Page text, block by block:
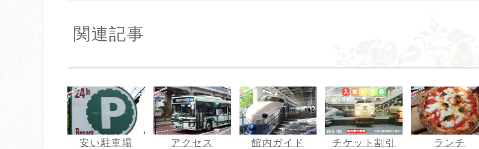
関連記事
安い駐車場 アクセス 館内ガイド チケット割引 ランチ